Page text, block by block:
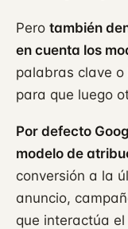
Pero también
en cuenta los
palabras clave o
para que luego
Por defecto
modelo de
conversión a la
anuncio,
que interactúa